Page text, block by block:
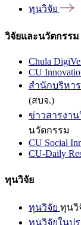
ทุนวิจัย
วิจัยและนวัตกรรม
Chula
CU
สำนักบริหา
(สบจ.)
ข่าวสารงา
นวัตกรรม
CU Social
CU-Daily
ทุนวิจัย
ทุนวิจัย ทุนวิ
ทุนวิจัยในปร